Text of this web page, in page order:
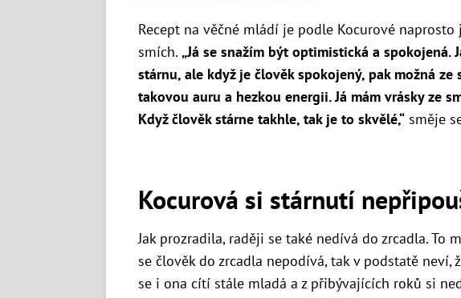
Recept na věčné mládí je podle Kocurové naprosto
smích. „Já se snažím být optimistická a spokojená.
stárnu, ale když je člověk spokojený, pak možná ze
takovou auru a hezkou energii. Já mám vrásky ze
Když člověk stárne takhle, tak je to skvělé,“ směje
Kocurová si stárnutí
Jak prozradila, raději se také nedívá do zrcadla. To
se člověk do zrcadla nepodívá, tak v podstatě neví,
se i ona cítí stále mladá a z přibývajících roků si